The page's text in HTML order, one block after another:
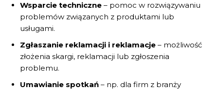
Wsparcie techniczne – pomoc w rozwiązywaniu
problemów związanych z produktami lub
usługami.
Zgłaszanie reklamacji i reklamacje – możliwość
złożenia skargi, reklamacji lub zgłoszenia
problemu.
Umawianie spotkań – np. dla firm z branży